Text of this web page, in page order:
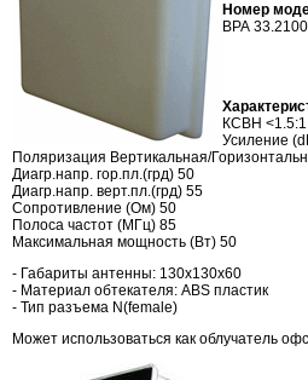
Номер
ВРА
КСВН <1.5:1
Усиление
Поляризация Вертикальная/
Диагр.напр. гор.пл.(грд) 50
Диагр.напр. верт.пл.(грд) 55
Сопротивление (Ом) 50
Полоса частот (МГц) 85
Максимальная мощность (Вт) 50
- Габариты антенны: 130х130х60
- Материал обтекателя: ABS пластик
- Тип разъема N(female)
Может использоваться как облучатель